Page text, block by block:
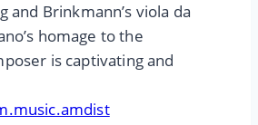
and Brinkmann’s viola da
homage to the
is captivating and